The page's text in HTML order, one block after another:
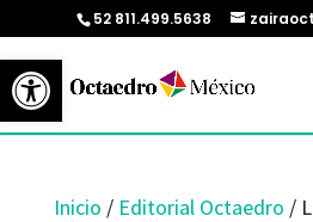
Abrir barra de herramientas
52 811.499.5638
Inicio / Editorial Octaedro /